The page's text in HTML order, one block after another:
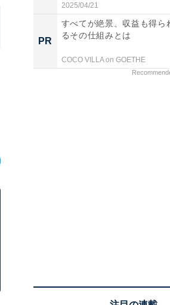
2025/04/21
PR
すべてが絶景、収益も得ら
るその仕組みとは
COCO VILLA on GOETHE